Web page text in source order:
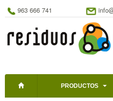
963 666 741
PRODUCTOS